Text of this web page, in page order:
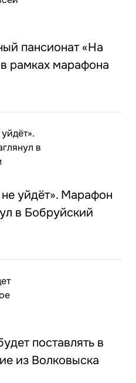
пансионат «На
рамках марафона
уйдёт». Марафон
в Бобруйский
поставлять в
из Волковыска